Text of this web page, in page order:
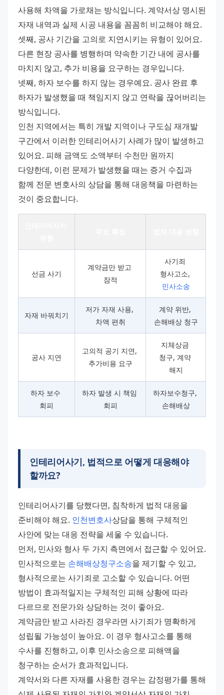
사용해 차액을 가로채는 방식입니다. 계약서상 명시된
자재 내역과 실제 시공 내용을 꼼꼼히 비교해야 해요.
셋째, 공사 기간을 고의로 지연시키는 유형이 있어요.
다른 현장 공사를 병행하며 약속한 기간 내에 공사를
마치지 않고, 추가 비용을 요구하는 경우입니다.
넷째, 하자 보수를 하지 않는 경우예요. 공사 완료 후
하자가 발생했을 때 책임지지 않고 연락을 끊어버리는
방식입니다.
인천 지역에서는 특히 개발 지역이나 구도심 재개발
구간에서 이러한 인테리어사기 사례가 많이 발생하고
있어요. 피해 금액도 소액부터 수천만 원까지
다양한데, 이런 문제가 발생했을 때는 증거 수집과
함께 전문 변호사의 상담을 통해 대응책을 마련하는
것이 중요합니다.
선금 사기
계약금만 받고
잠적
사기죄
형사고소,
민사소송
자재 바꿔치기
저가 자재 사용,
차액 편취
계약 위반,
손해배상 청구
공사 지연
고의적 공기 지연,
추가비용 요구
지체상금
청구, 계약
해지
하자 보수
회피
하자 발생 시 책임
회피
하자보수청구,
손해배상
인테리어사기, 법적으로 어떻게 대응해야
할까요?
인테리어사기를 당했다면, 침착하게 법적 대응을
준비해야 해요. 인천변호사상담을 통해 구체적인
사안에 맞는 대응 전략을 세울 수 있습니다.
먼저, 민사와 형사 두 가지 측면에서 접근할 수 있어요.
민사적으로는 손해배상청구소송을 제기할 수 있고,
형사적으로는 사기죄로 고소할 수 있습니다. 어떤
방법이 효과적일지는 구체적인 피해 상황에 따라
다르므로 전문가와 상담하는 것이 좋아요.
계약금만 받고 사라진 경우라면 사기죄가 명확하게
성립될 가능성이 높아요. 이 경우 형사고소를 통해
수사를 진행하고, 이후 민사소송으로 피해액을
청구하는 순서가 효과적입니다.
계약서와 다른 자재를 사용한 경우는 감정평가를 통해